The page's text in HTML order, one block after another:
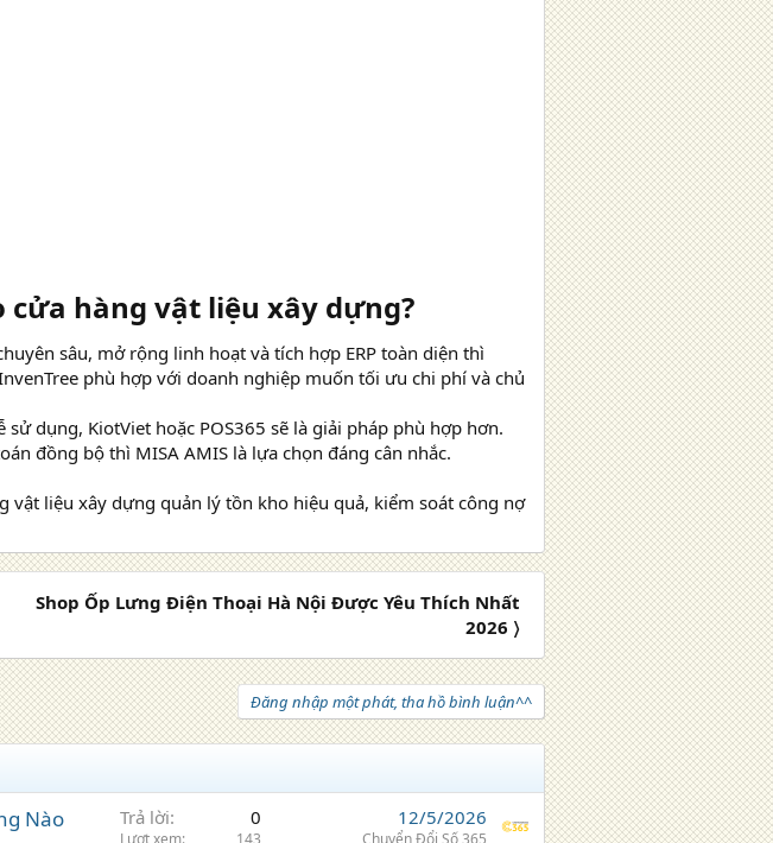
cửa hàng vật liệu xây dựng?​
sâu, mở rộng linh hoạt và tích hợp ERP toàn diện thì
phù hợp với doanh nghiệp muốn tối ưu chi phí và chủ
dụng, KiotViet hoặc POS365 sẽ là giải pháp phù hợp hơn.
đồng bộ thì MISA AMIS là lựa chọn đáng cân nhắc.
vật liệu xây dựng quản lý tồn kho hiệu quả, kiểm soát công nợ
Shop Ốp Lưng Điện Thoại Hà Nội Được Yêu Thích Nhất
2026 〉
Đăng nhập một phát, tha hồ bình luận^^
Nào
Trả lời 0 12/5/2026